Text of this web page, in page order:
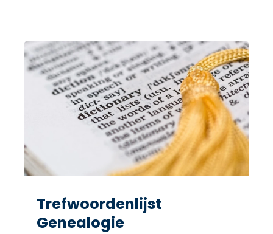
Trefwoordenlijst
Genealogie